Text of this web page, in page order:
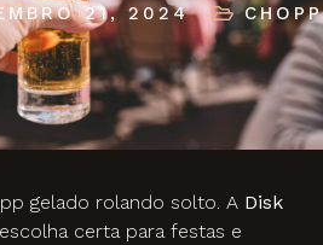
21, 2024 CHOPP
gelado rolando solto. A Disk
certa para festas e